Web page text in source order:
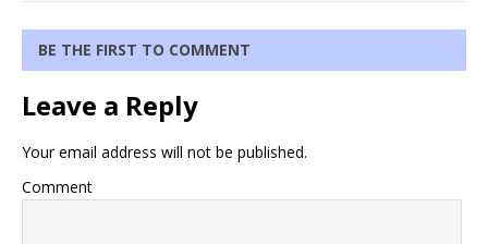
BE THE FIRST TO COMMENT
Leave a Reply
Your email address will not be published.
Comment